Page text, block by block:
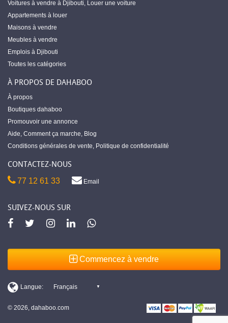
Voitures à vendre à Djibouti, Louer une voiture
Appartements à louer
Maisons à vendre
Meubles à vendre
Emplois à Djibouti
Toutes les catégories
À PROPOS DE DAHABOO
À propos
Boutiques dahaboo
Promouvoir une annonce
Aide, Comment ça marche, Blog
Conditions générales de vente, Politique de confidentialité
CONTACTEZ-NOUS
77 12 61 33 Email
SUIVEZ-NOUS SUR
Commencez à vendre
© 2026, dahaboo.com